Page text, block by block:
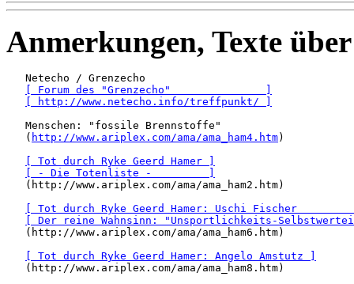
Anmerkungen, Texte
   Netecho / Grenzecho
[ Forum des "Grenzecho"               ]
[ http://www.netecho.info/treffpunkt/ ]
   Menschen: "fossile Brennstoffe"
   (
http://www.ariplex.com/ama/ama_ham4.htm)
[ Tot durch Ryke Geerd Hamer ]
[ - Die Totenliste -         ]
   (http://www.ariplex.com/ama/ama_ham2.htm)
[ Tot durch Ryke Geerd Hamer: Uschi
[ Der reine Wahnsinn: "Unsportlichkeits-
   (http://www.ariplex.com/ama/ama_ham6.htm)
[ Tot durch Ryke Geerd Hamer: Angelo Amstutz ]
   (http://www.ariplex.com/ama/ama_ham8.htm)